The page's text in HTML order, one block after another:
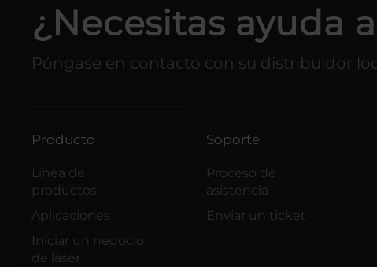
¿Necesitas ayuda
Póngase en contacto con su distribuidor
Producto
Línea de
productos
Aplicaciones
Iniciar un negocio
de láser
Soporte
Proceso de
asistencia
Enviar un ticket